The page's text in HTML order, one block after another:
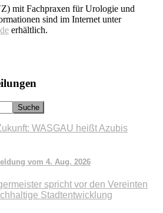
mit Fachpraxen für Urologie und
sind im Internet unter
erhältlich.
WASGAU heißt Azubis
vom 4. Aug. 2026
spricht vor den Vereinten
Stadtentwicklung